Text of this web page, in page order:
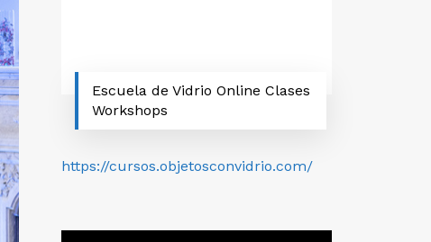
Escuela de Vidrio Online Clases
Workshops
https://cursos.objetosconvidrio.com/